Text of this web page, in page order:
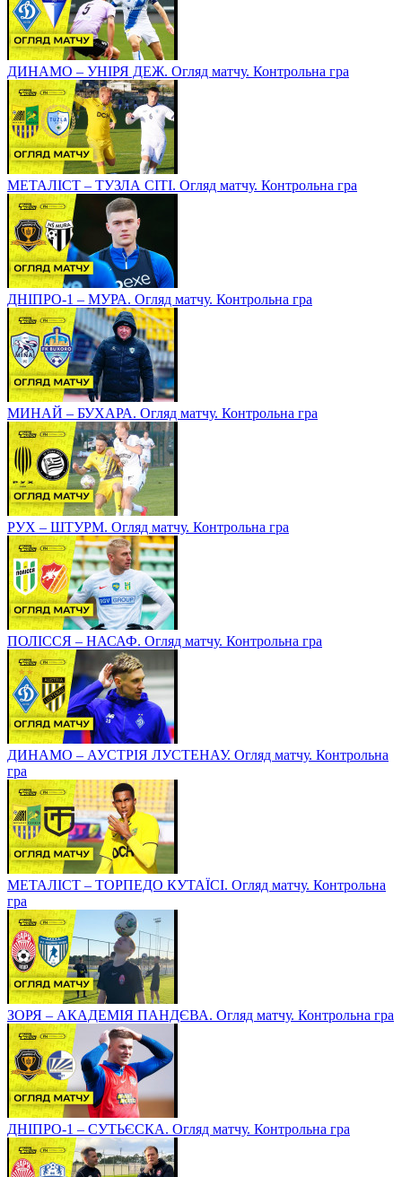
ДИНАМО – УНІРЯ ДЕЖ. Огляд матчу. Контрольна гра
МЕТАЛІСТ – ТУЗЛА СІТІ. Огляд матчу. Контрольна гра
ДНІПРО-1 – МУРА. Огляд матчу. Контрольна гра
МИНАЙ – БУХАРА. Огляд матчу. Контрольна гра
РУХ – ШТУРМ. Огляд матчу. Контрольна гра
ПОЛІССЯ – НАСАФ. Огляд матчу. Контрольна гра
ДИНАМО – АУСТРІЯ ЛУСТЕНАУ. Огляд матчу. Контрольна
гра
МЕТАЛІСТ – ТОРПЕДО КУТАЇСІ. Огляд матчу. Контрольна
гра
ЗОРЯ – АКАДЕМІЯ ПАНДЄВА. Огляд матчу. Контрольна гра
ДНІПРО-1 – СУТЬЄСКА. Огляд матчу. Контрольна гра